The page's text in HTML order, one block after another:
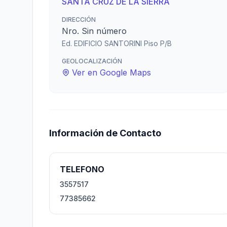
DIRECCIÓN
Nro. Sin número
Ed. EDIFICIO SANTORINI Piso P/B
GEOLOCALIZACIÓN
Ver en Google Maps
Información de Contacto
TELEFONO
3557517
77385662